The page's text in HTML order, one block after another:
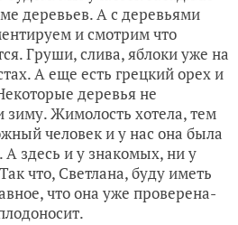
деревьев. А с деревьями
и смотрим что
Груши, слива, яблоки уже на
А еще есть грецкий орех и
деревья не
зиму. Жимолость хотела, тем
человек и у нас она была
А здесь и у знакомых, ни у
что, Светлана, буду иметь
что она уже проверена-